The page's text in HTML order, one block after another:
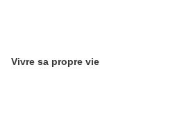
Vivre sa propre vie